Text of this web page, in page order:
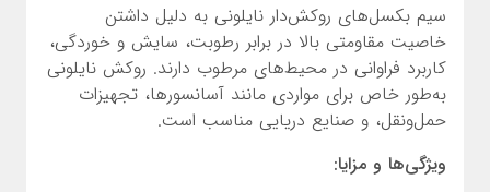
سیم بکسل‌های روکش‌دار نایلونی به دلیل داشتن
خاصیت مقاومتی بالا در برابر رطوبت، سایش و خوردگی،
کاربرد فراوانی در محیط‌های مرطوب دارند. روکش نایلونی
به‌طور خاص برای مواردی مانند آسانسورها، تجهیزات
حمل‌ونقل، و صنایع دریایی مناسب است.
ویژگی‌ها و مزایا: